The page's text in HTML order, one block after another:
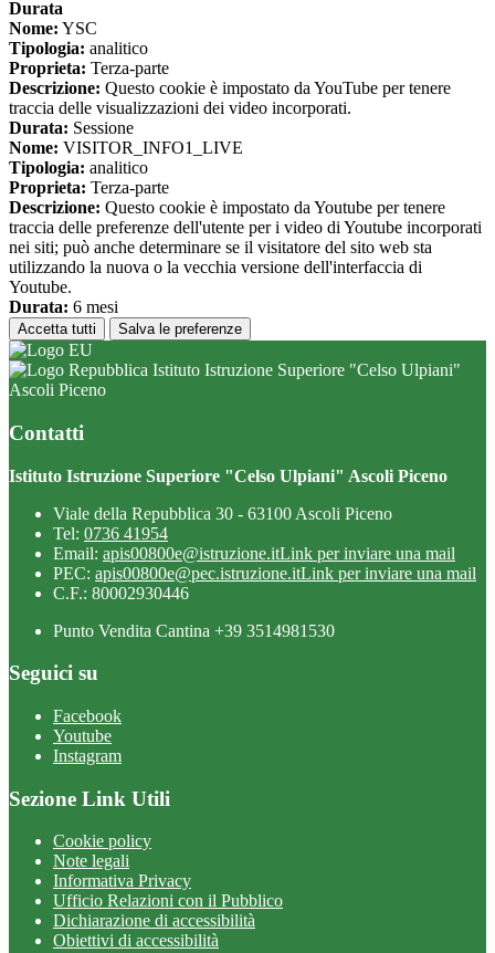
Durata
Nome: YSC
Tipologia: analitico
Proprieta: Terza-parte
Descrizione: Questo cookie è impostato da YouTube per tenere
traccia delle visualizzazioni dei video incorporati.
Durata: Sessione
Nome: VISITOR_INFO1_LIVE
Tipologia: analitico
Proprieta: Terza-parte
Descrizione: Questo cookie è impostato da Youtube per tenere
traccia delle preferenze dell'utente per i video di Youtube incorporati
nei siti; può anche determinare se il visitatore del sito web sta
utilizzando la nuova o la vecchia versione dell'interfaccia di
Youtube.
Durata: 6 mesi
Accetta tutti Salva le preferenze
Istituto Istruzione Superiore "Celso Ulpiani"
Ascoli Piceno
Contatti
Istituto Istruzione Superiore "Celso Ulpiani" Ascoli Piceno
Viale della Repubblica 30 - 63100 Ascoli Piceno
Tel: 0736 41954
Email: apis00800e@istruzione.itLink per inviare una mail
PEC: apis00800e@pec.istruzione.itLink per inviare una mail
C.F.: 80002930446
Punto Vendita Cantina +39 3514981530
Seguici su
Facebook
Youtube
Instagram
Sezione Link Utili
Cookie policy
Note legali
Informativa Privacy
Ufficio Relazioni con il Pubblico
Dichiarazione di accessibilità
Obiettivi di accessibilità